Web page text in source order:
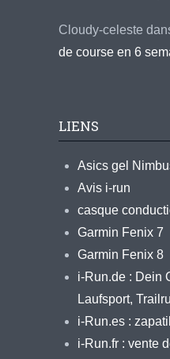
Cloudy-celeste
de course en 6
LIENS
Asics gel
Avis i-run
casque
Garmin Fenix 7
Garmin Fenix 8
i-Run.de : Dein
Laufsport,
i-Run.es :
i-Run.fr : vente